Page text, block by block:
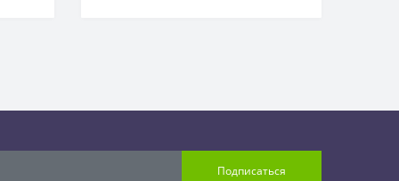
Подписаться